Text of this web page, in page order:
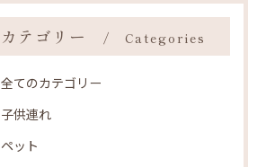
カテゴリー Categories
全てのカテゴリー
子供連れ
ペット